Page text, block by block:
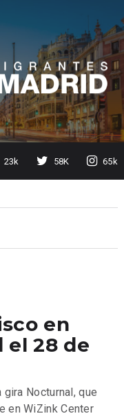
23k 58K 65k
en
el 28 de
Nocturnal, que
en WiZink Center